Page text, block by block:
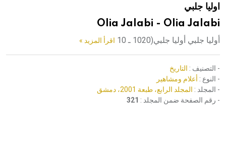
هيئة الموسوعة العربية تطلق موسوعات جديدة في عام 2026اوليا جلبي
Olia Jalabi - Olia Jalabi
أوليا جلبي أوليا جلبي(1020 ـ 10 اقرأ المزيد »
- التصنيف : التاريخ
- النوع : أعلام ومشاهير
- المجلد : المجلد الرابع، طبعة 2001، دمشق
- رقم الصفحة ضمن المجلد : 321